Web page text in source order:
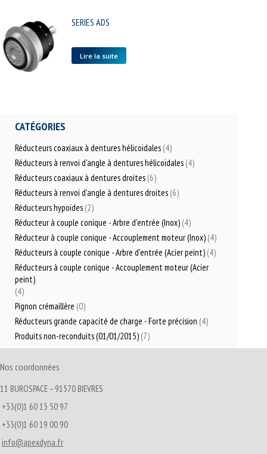
SERIES ADS
Lire la suite
CATÉGORIES
Réducteurs coaxiaux à dentures hélicoïdales (4)
Réducteurs à renvoi d'angle à dentures hélicoïdales (4)
Réducteurs coaxiaux à dentures droites (6)
Réducteurs à renvoi d'angle à dentures droites (6)
Réducteurs hypoïdes (2)
Réducteur à couple conique - Arbre d'entrée (Inox) (4)
Réducteur à couple conique - Accouplement moteur (Inox) (4)
Réducteurs à couple conique - Arbre d'entrée (Acier peint) (4)
Réducteurs à couple conique - Accouplement moteur (Acier
peint)
(4)
Pignon crémaillère (0)
Réducteurs grande capacité de charge - Forte précision (4)
Produits non-reconduits (01/01/2015) (7)
Nos coordonnées
11 BUROSPACE – 91570 BIEVRES
+33(0)1 60 13 50 97
+33(0)1 60 19 00 90
info@apexdyna.fr